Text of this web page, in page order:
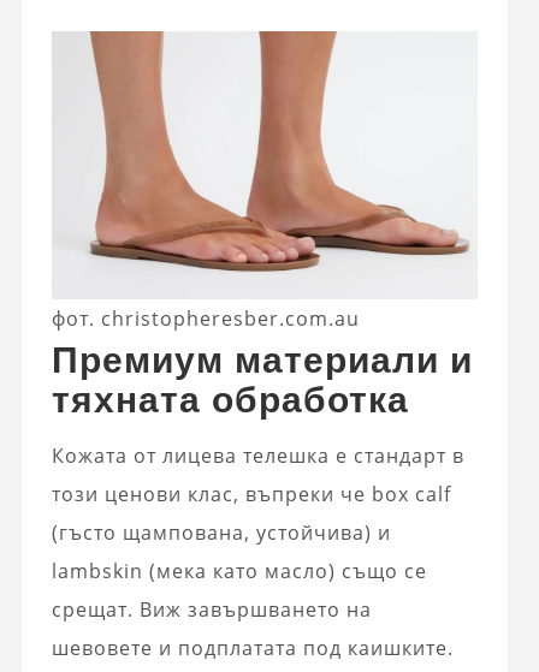
фот. christopheresber.com.au
Премиум материали и
тяхната обработка
Кожата от лицева телешка е стандарт в
този ценови клас, въпреки че box calf
(гъсто щампована, устойчива) и
lambskin (мека като масло) също се
срещат. Виж завършването на
шевовете и подплатата под каишките.